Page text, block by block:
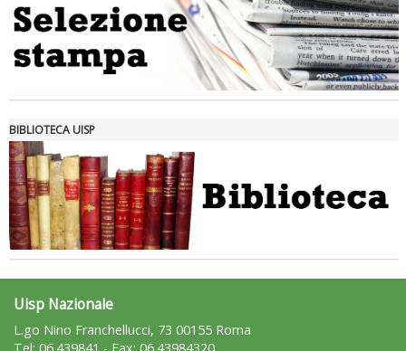
Tiziano Pesce nel Cda di Fondazione Terzjus: prima riunione a
BIBLIOTECA UISP
Uisp Nazionale
L.go Nino Franchellucci, 73 00155 Roma